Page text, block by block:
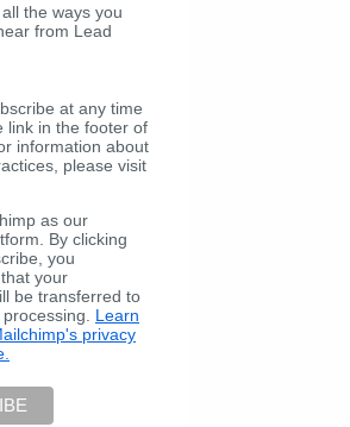
the ways you
from Lead
at any time
link in the footer of
information about
please visit
as our
By clicking
you
your
be transferred to
Learn
privacy